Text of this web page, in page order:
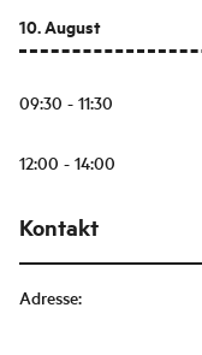
10. August
09:30 - 11:30
12:00 - 14:00
Kontakt
Adresse: